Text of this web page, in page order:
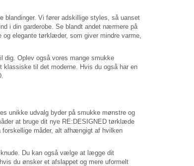
blandinger. Vi fører adskillige styles, så uanset
i din garderobe. Se blandt andet nærmere på
elegante tørklæder, som giver mindre varme,
dig. Oplev også vores mange smukke
til det moderne. Hvis du også har en
unikke udvalg byder på smukke mønstre og
at bruge dit nye RE:DESIGNED tørklæde
måder, alt afhængigt af hvilken
knude. Du kan også vælge at lægge dit
du ønsker et afslappet og mere uformelt